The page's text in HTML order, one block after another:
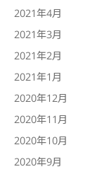
2021年4月
2021年3月
2021年2月
2021年1月
2020年12月
2020年11月
2020年10月
2020年9月